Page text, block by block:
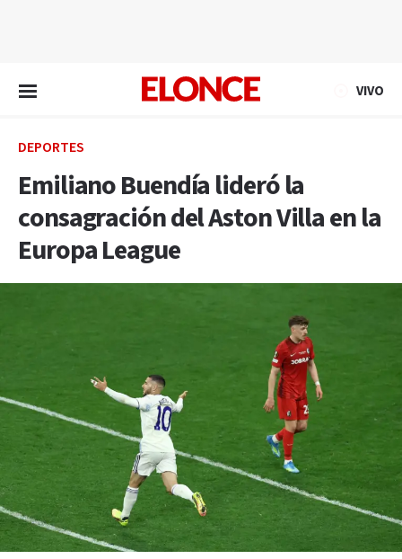
VIVO
DEPORTES
Emiliano Buendía lideró la
consagración del Aston Villa en la
Europa League